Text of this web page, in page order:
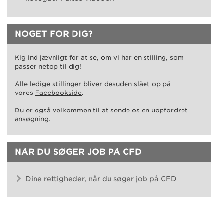
NOGET FOR DIG?
Kig ind jævnligt for at se, om vi har en stilling, som
passer netop til dig!
Alle ledige stillinger bliver desuden slået op på
vores Facebookside.
Du er også velkommen til at sende os en uopfordret
ansøgning.
NÅR DU SØGER JOB PÅ CFD
Dine rettigheder, når du søger job på CFD